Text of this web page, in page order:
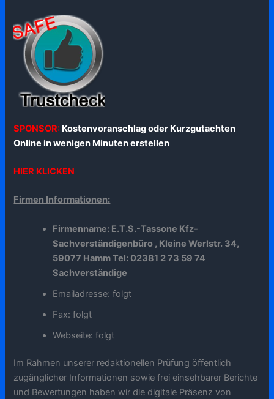
SPONSOR: Kostenvoranschlag oder Kurzgutachten
Online in wenigen Minuten erstellen
HIER KLICKEN
Firmen Informationen:
Firmenname: E.T.S.-Tassone Kfz-
Sachverständigenbüro , Kleine Werlstr. 34,
59077 Hamm Tel: 02381 2 73 59 74
Sachverständige
Emailadresse: folgt
Fax: folgt
Webseite: folgt
Im Rahmen unserer redaktionellen Prüfung öffentlich
zugänglicher Informationen sowie frei einsehbarer Berichte
und Bewertungen haben wir die digitale Präsenz von